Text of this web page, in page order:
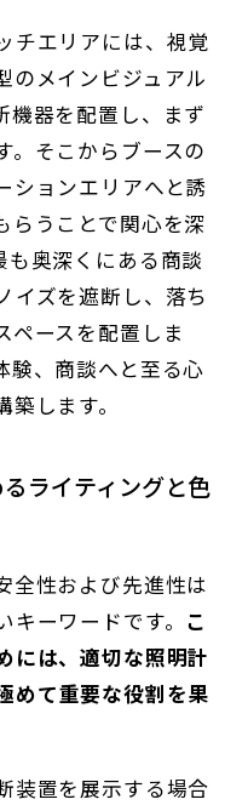
チエリアには、視覚
のメインビジュアル
機器を配置し、まず
。そこからブースの
ションエリアへと誘
らうことで関心を深
も奥深くにある商談
イズを遮断し、落ち
ペースを配置しま
験、商談へと至る心
します。
ライティングと色
全性および先進性は
ーワードです。 こ
には、適切な照明計
めて重要な役割を果
装置を展示する場合